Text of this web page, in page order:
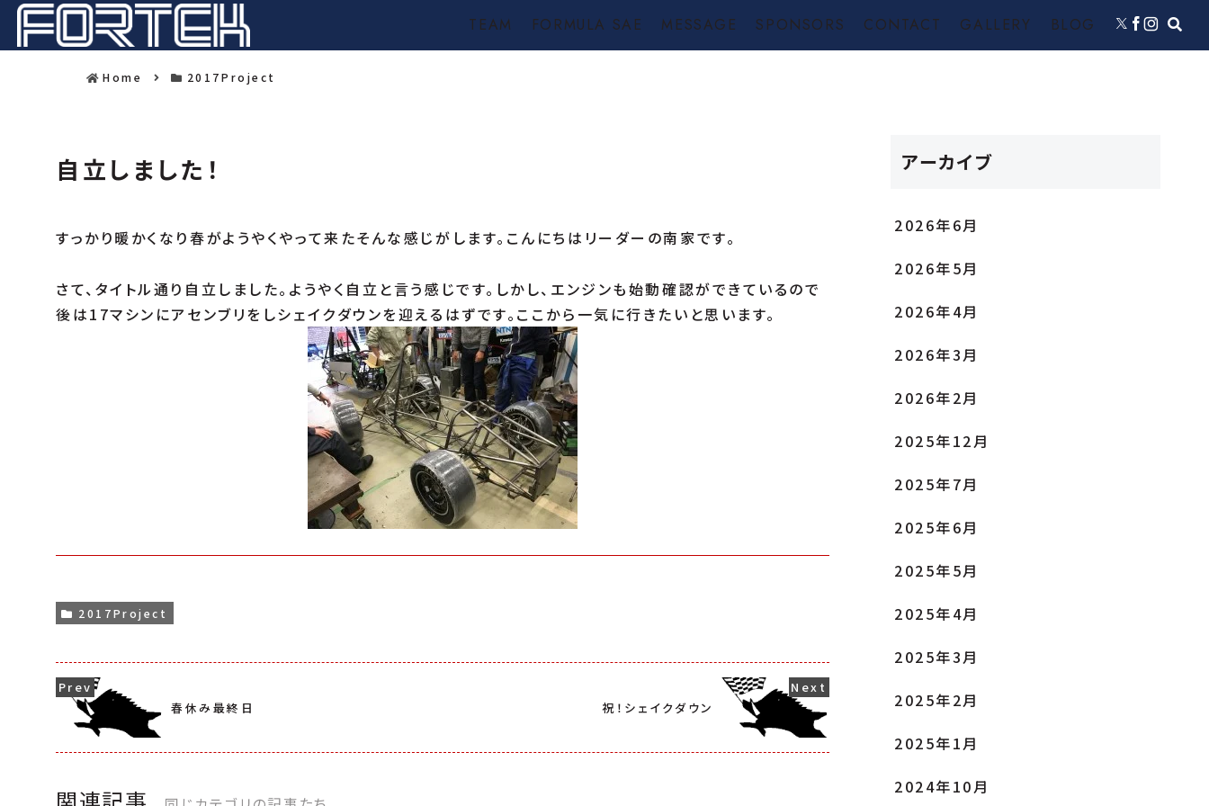
TEAM FORMULA SAE MESSAGE SPONSORS CONTACT GALLERY BLOG
Home 2017Project
自立しました！
すっかり暖かくなり春がようやくやって来たそんな感じがします。こんにちはリーダーの南家です。
さて、タイトル通り自立しました。ようやく自立と言う感じです。しかし、エンジンも始動確認ができているので
後は17マシンにアセンブリをしシェイクダウンを迎えるはずです。ここから一気に行きたいと思います。
2017Project
春休み最終日 祝！シェイクダウン
アーカイブ
2026年6月
2026年5月
2026年4月
2026年3月
2026年2月
2025年12月
2025年7月
2025年6月
2025年5月
2025年4月
2025年3月
2025年2月
2025年1月
2024年10月